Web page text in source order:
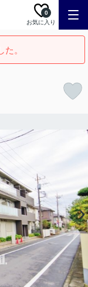
お気に入り
0
。